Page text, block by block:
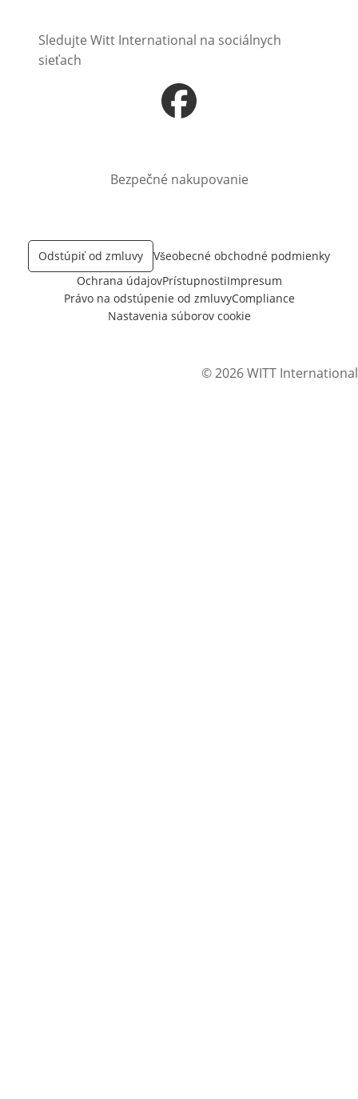
Sledujte Witt International na sociálnych
sieťach
Otvorí sa vnovom okne
Bezpečné nakupovanie
Odstúpiť od zmluvy
Všeobecné obchodné podmienky
Ochrana údajovPrístupnostiImpresum
Právo na odstúpenie od zmluvyCompliance
Nastavenia súborov cookie
© 2026 WITT International